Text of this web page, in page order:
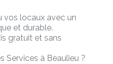
vos locaux avec un
et durable.
gratuit et sans
Services à Beaulieu ?